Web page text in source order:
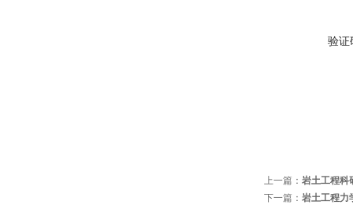
验证
上一篇： 岩土工程科
下一篇： 岩土工程力